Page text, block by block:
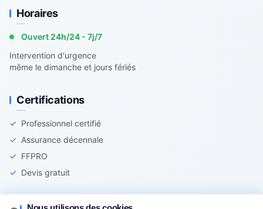
Horaires
Ouvert 24h/24 - 7j/7
Intervention d'urgence
même le dimanche et jours fériés
Certifications
✓ Professionnel certifié
✓ Assurance décennale
✓ FFPRO
✓ Devis gratuit